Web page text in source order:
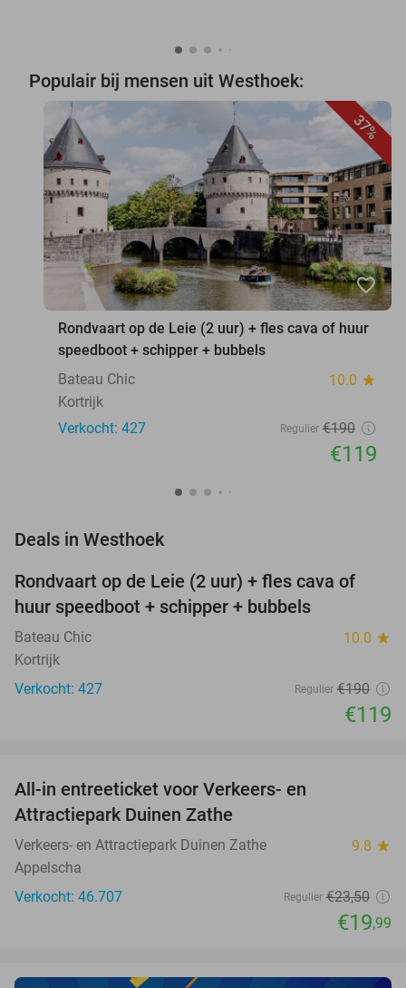
Populair bij mensen uit Westhoek:
37%
favorite_border
Rondvaart op de Leie (2 uur) + fles cava of huur
speedboot + schipper + bubbels
Bateau Chic
10.0 star
Kortrijk
Verkocht: 427
Regulier €190
€119
Deals in Westhoek
37%
Rondvaart op de Leie (2 uur) + fles cava of
huur speedboot + schipper + bubbels
Bateau Chic 10.0 star
Kortrijk
Verkocht: 427
Regulier €190
€119
All-in entreeticket voor Verkeers- en
Attractiepark Duinen Zathe
Verkeers- en Attractiepark Duinen Zathe 9.8 star
Appelscha
Verkocht: 46.707
Regulier €23,50
€19,99